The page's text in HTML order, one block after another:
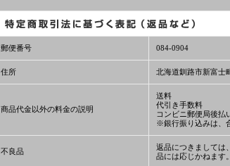
郵便番号 084-0904
住所 北海道釧路市新富
商品代金以外の料金の説明
送料
代引き手数料
コンビニ郵便局後払
※銀行振り込みは、
不良品
返品につきましては
品には応じかねます。